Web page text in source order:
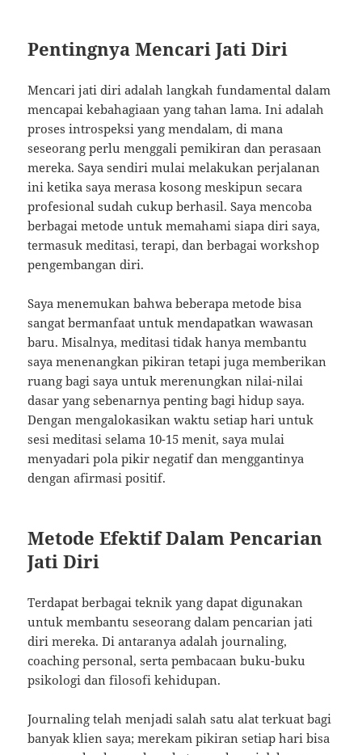
Pentingnya Mencari Jati Diri
Mencari jati diri adalah langkah fundamental dalam
mencapai kebahagiaan yang tahan lama. Ini adalah
proses introspeksi yang mendalam, di mana
seseorang perlu menggali pemikiran dan perasaan
mereka. Saya sendiri mulai melakukan perjalanan
ini ketika saya merasa kosong meskipun secara
profesional sudah cukup berhasil. Saya mencoba
berbagai metode untuk memahami siapa diri saya,
termasuk meditasi, terapi, dan berbagai workshop
pengembangan diri.
Saya menemukan bahwa beberapa metode bisa
sangat bermanfaat untuk mendapatkan wawasan
baru. Misalnya, meditasi tidak hanya membantu
saya menenangkan pikiran tetapi juga memberikan
ruang bagi saya untuk merenungkan nilai-nilai
dasar yang sebenarnya penting bagi hidup saya.
Dengan mengalokasikan waktu setiap hari untuk
sesi meditasi selama 10-15 menit, saya mulai
menyadari pola pikir negatif dan menggantinya
dengan afirmasi positif.
Metode Efektif Dalam Pencarian
Jati Diri
Terdapat berbagai teknik yang dapat digunakan
untuk membantu seseorang dalam pencarian jati
diri mereka. Di antaranya adalah journaling,
coaching personal, serta pembacaan buku-buku
psikologi dan filosofi kehidupan.
Journaling telah menjadi salah satu alat terkuat bagi
banyak klien saya; merekam pikiran setiap hari bisa